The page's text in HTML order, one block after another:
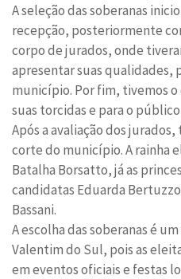
A seleção das soberanas
recepção, posteriormente
corpo de jurados, onde
apresentar suas qualidades,
município. Por fim, tivemos
suas torcidas e para o
Após a avaliação dos
corte do município. A rainha
Batalha Borsatto, já as
candidatas Eduarda
Bassani.
A escolha das soberanas é
Valentim do Sul, pois as
em eventos oficiais e festas